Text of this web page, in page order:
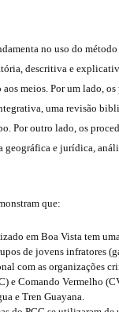
no uso do
descritiva e
meios. Por um lado,
uma revisão
Por outro lado, os
geográfica e jurídica,
que:
em Boa Vista tem
de jovens infratores
com as organizações
e Comando Vermelho
e Tren Guayana.